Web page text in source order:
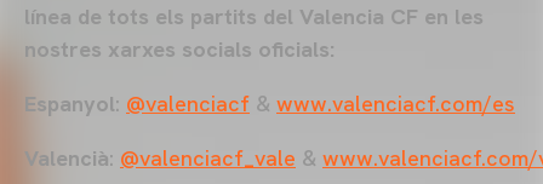
línea de tots els partits del Valencia CF en les
nostres xarxes socials oficials:
Espanyol: @valenciacf & www.valenciacf.com/es
Valencià: @valenciacf_vale & www.valenciacf.com/